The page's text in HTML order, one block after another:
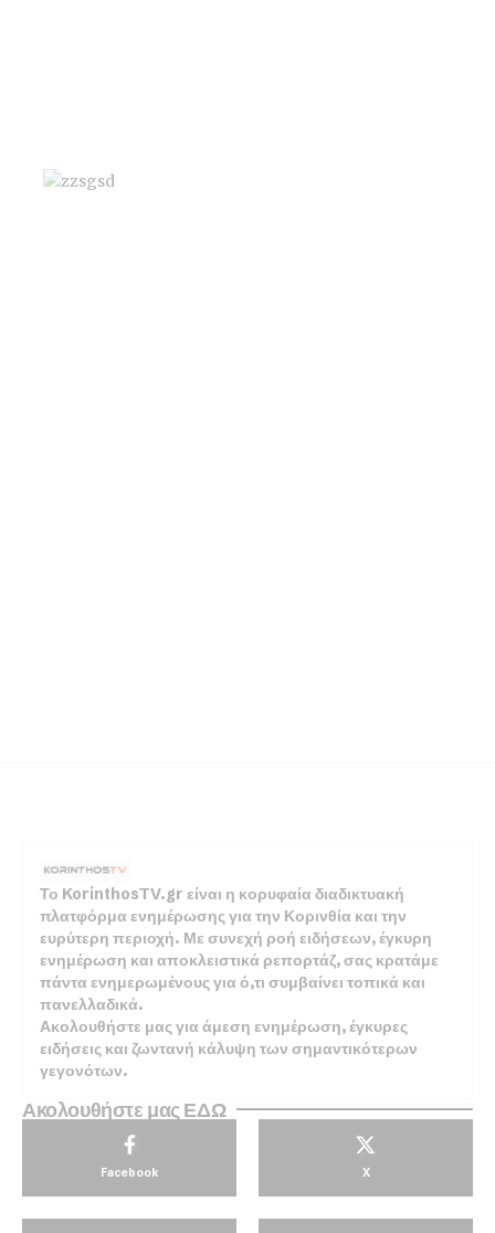
Το KorinthosTV.gr είναι η κορυφαία διαδικτυακή
πλατφόρμα ενημέρωσης για την Κορινθία και την
ευρύτερη περιοχή. Με συνεχή ροή ειδήσεων, έγκυρη
ενημέρωση και αποκλειστικά ρεπορτάζ, σας κρατάμε
πάντα ενημερωμένους για ό,τι συμβαίνει τοπικά και
πανελλαδικά.
Ακολουθήστε μας για άμεση ενημέρωση, έγκυρες
ειδήσεις και ζωντανή κάλυψη των σημαντικότερων
γεγονότων.
Ακολουθήστε μας ΕΔΩ
Facebook X